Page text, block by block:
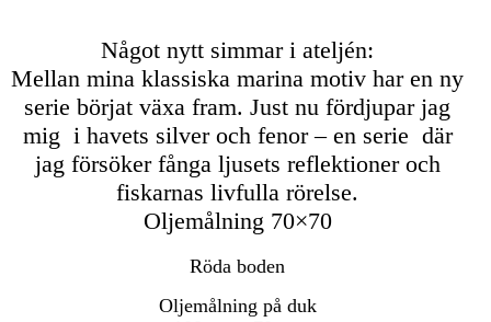
Något nytt simmar i ateljén:
Mellan mina klassiska marina motiv har en ny
serie börjat växa fram. Just nu fördjupar jag
mig i havets silver och fenor – en serie där
jag försöker fånga ljusets reflektioner och
fiskarnas livfulla rörelse.
Oljemålning 70×70
Röda boden
Oljemålning på duk